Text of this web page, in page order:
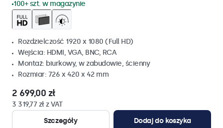
100+ szt. w magazynie
Rozdzielczość 1920 x 1080 (Full HD)
Wejścia: HDMI, VGA, BNC, RCA
Montaż: biurkowy, w zabudowie, ścienny
Rozmiar: 726 x 420 x 42 mm
2 699,00 zł
3 319,77 zł z VAT
Szczegóły
Dodaj do koszyka